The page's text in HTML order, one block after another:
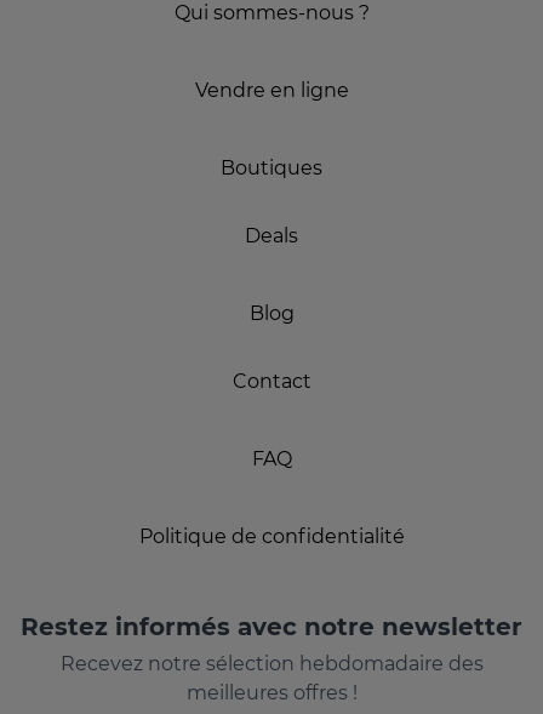
Qui sommes-nous ?
Vendre en ligne
Boutiques
Deals
Blog
Contact
FAQ
Politique de confidentialité
Restez informés avec notre newsletter
Recevez notre sélection hebdomadaire des
meilleures offres !